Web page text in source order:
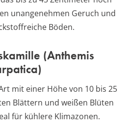
unangenehmen Geruch und
Böden.
(Anthemis
mit einer Höhe von 10 bis 25
Blättern und weißen Blüten
für kühlere Klimazonen.